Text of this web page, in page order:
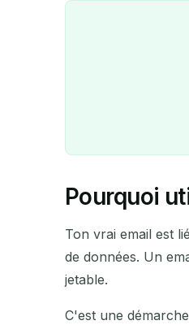
Pourquoi
Ton vrai email est
de données. Un
jetable.
C'est une